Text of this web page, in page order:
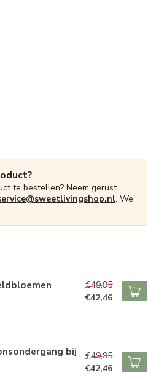
te bestellen? Neem gerust
. We
€49,95
€42,46
bij
€49,95
€42,46